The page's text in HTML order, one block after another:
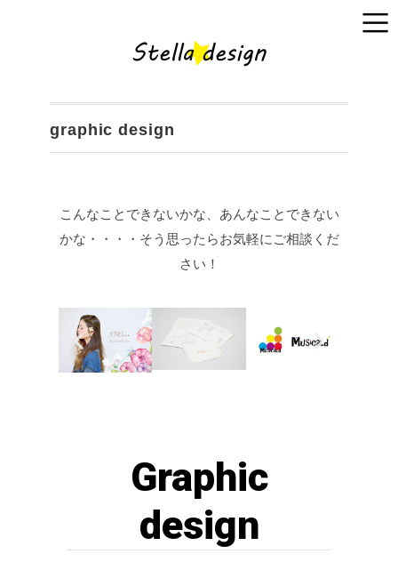
graphic design
こんなことできないかな、あんなことできない
かな・・・・そう思ったらお気軽にご相談くだ
さい！
Graphic
design